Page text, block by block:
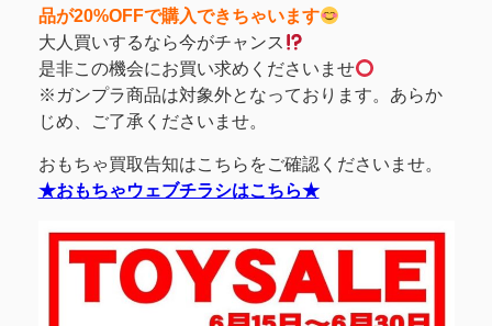
品が20%OFFで購入できちゃいます
大人買いするなら今がチャンス
是非この機会にお買い求めくださいませ
※ガンプラ商品は対象外となっております。あらか
じめ、ご了承くださいませ。
おもちゃ買取告知はこちらをご確認くださいませ。
★おもちゃウェブチラシはこちら★